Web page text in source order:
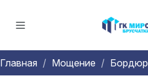
Главная Мощение Бордюр